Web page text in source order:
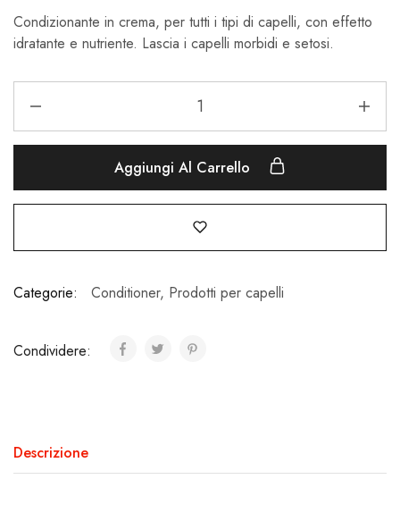
Condizionante in crema, per tutti i tipi di capelli, con effetto
idratante e nutriente. Lascia i capelli morbidi e setosi.
Aggiungi Al Carrello
Categorie: Conditioner, Prodotti per capelli
Condividere:
Descrizione